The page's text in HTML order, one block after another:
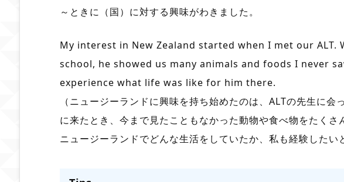
～ときに（国）に対する興味がわきました。
My interest in New Zealand started when I met our ALT.
school, he showed us many animals and foods I never
experience what life was like for him there.
（ニュージーランドに興味を持ち始めたのは、ALTの先生に会
に来たとき、今まで見たこともなかった動物や食べ物をたくさ
ニュージーランドでどんな生活をしていたか、私も経験したい